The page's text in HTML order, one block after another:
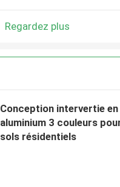
Regardez plus
Conception intervertie en
aluminium 3 couleurs
sols résidentiels